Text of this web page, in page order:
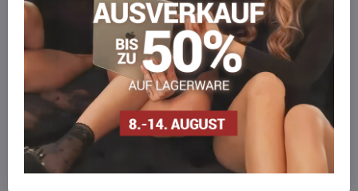
Der Vorteil wird automatisch im Warenkorb angewendet.
Möchten Sie mehr bestellen, als wir
auf Lager haben?
Zögern Sie nicht, uns zu kontaktieren, wir füllen die Ware für Sie
wieder auf!
info​@everlady​.eu